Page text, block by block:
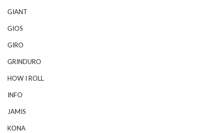
GIANT
GIOS
GIRO
GRINDURO
HOW I ROLL
INFO
JAMIS
KONA